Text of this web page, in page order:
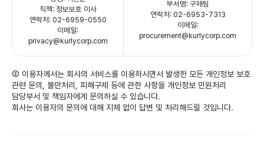
직책: 정보보호 이사
연락처: 02-6959-0550
이메일:
privacy@kurlycorp.com
부서명: 구매팀
연락처: 02-6953-7313
이메일:
procurement@kurlycorp.com
② 이용자께서는 회사의 서비스를 이용하시면서 발생한 모든 개인정보 보호
관련 문의, 불만처리, 피해구제 등에 관한 사항을 개인정보 민원처리
담당부서 및 책임자에게 문의하실 수 있습니다.
회사는 이용자의 문의에 대해 지체 없이 답변 및 처리해드릴 것입니다.